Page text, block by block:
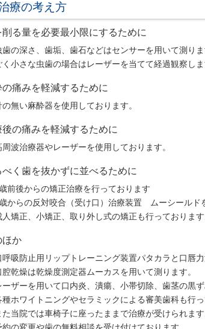
療の考え方
削る量を必要最小限にするために
歯の深さ、歯垢、歯石などはセンサーを用いて測りま
く小さな虫歯の場合はレーザーを当てて経過観察しま
の痛みを軽減するために
の無い麻酔器を使用しております。
後の痛みを軽減するために
周波治療器やレーザーを使用しております。
べく歯を抜かずに並べるために
前後からの矯正治療を行っております
からの反対咬合（受け口）治療装置 ムーシールド
人矯正、小矯正、取り外し式の矯正も行っております
ほか
呼吸防止用リップトレーニング装置パタカラと口唇
腔乾燥は乾燥度測定器ムーカスを用いて測ります。
ーザーを用いて口内炎、潰瘍、小帯切除、歯茎の黒
種ホワイトニングやセラミックによる審美歯科も行
た当院では車椅子に座ったままで治療が受けられます